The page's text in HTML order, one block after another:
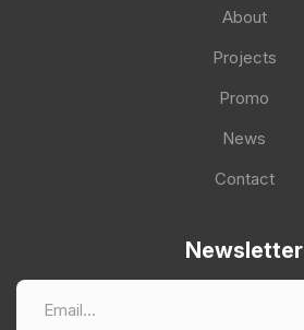
About
Projects
Promo
News
Contact
Newsletter